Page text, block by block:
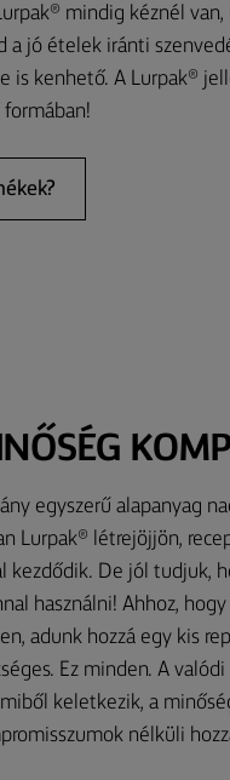
mindig kéznél van,
a jó ételek iránti
is kenhető. A Lurpak®
egyszerű alapanyag
Lurpak® létrejöjjön,
kezdődik. De jól tudjuk,
használni! Ahhoz,
adunk hozzá egy kis
Ez minden. A
keletkezik, a
nélküli